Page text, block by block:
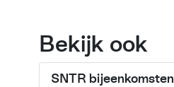
Bekijk ook
SNTR bijeenkomsten